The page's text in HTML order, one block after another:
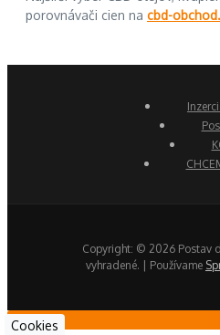
porovnávači cien na cbd-
Copyright: © 2026 Postav
vyhradené. | Používame
Cookies